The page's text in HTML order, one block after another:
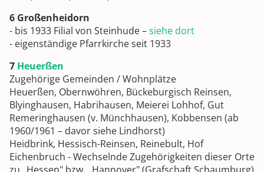
6 Großenheidorn
- bis 1933 Filial von Steinhude –siehe dort
- eigenständige Pfarrkirche seit 1933
7 Heuerßen
Zugehörige Gemeinden / Wohnplätze
Heuerßen, Obernwöhren, Bückeburgisch Reinsen,
Blyinghausen, Habrihausen, Meierei Lohhof, Gut
Remeringhausen (v. Münchhausen), Kobbensen (ab
1960/1961 – davor siehe Lindhorst)
Heidbrink, Hessisch-Reinsen, Reinebult, Hof
Eichenbruch - Wechselnde Zugehörigkeiten dieser Orte